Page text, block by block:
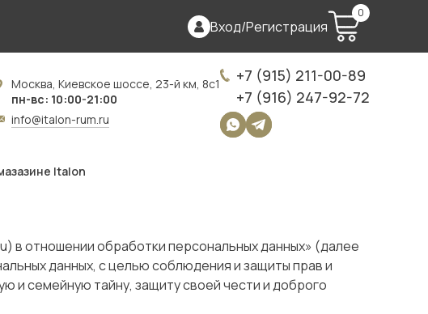
Вход/Регистрация
0
Москва, Киевское шоссе, 23-й км, 8с1
пн-вс: 10:00-21:00
info@italon-rum.ru
+7 (915) 211-00-89
+7 (916) 247-92-72
Italon
отношении обработки персональных данных» (далее
данных, с целью соблюдения и защиты прав и
и семейную тайну, защиту своей чести и доброго